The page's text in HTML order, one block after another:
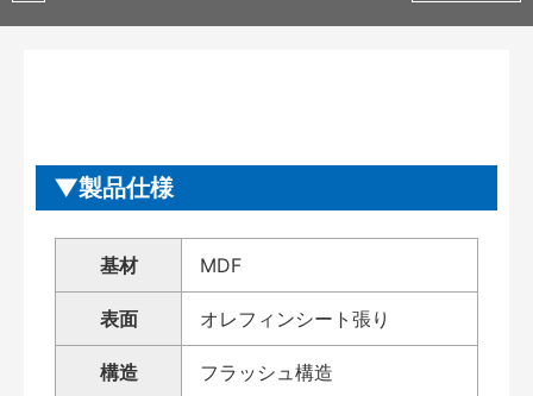
製品仕様
基材 MDF
表面 オレフィンシート張り
構造 フラッシュ構造